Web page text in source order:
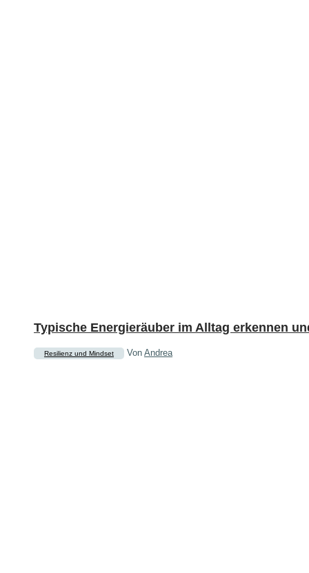
Typische Energieräuber im Alltag erkennen
Resilienz und Mindset VonAndrea